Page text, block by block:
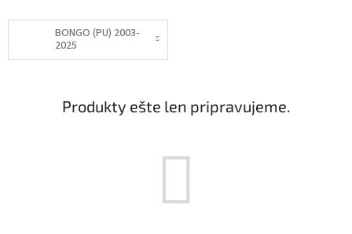
BONGO (PU) 2003-
2025
Produkty ešte len pripravujeme.